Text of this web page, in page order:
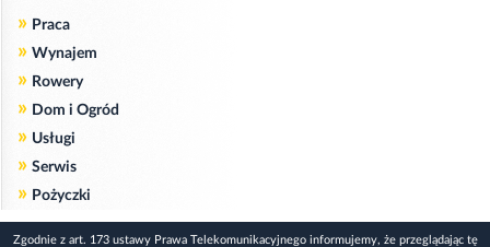
» Praca
» Wynajem
» Rowery
» Dom i Ogród
» Usługi
» Serwis
» Pożyczki
Zgodnie z art. 173 ustawy Prawa Telekomunikacyjnego informujemy, że przeglądając tę